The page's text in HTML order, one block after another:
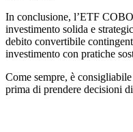
In conclusione, l’ETF
investimento solida e
debito convertibile
investimento con pratiche
Come sempre, è
prima di prendere decisioni